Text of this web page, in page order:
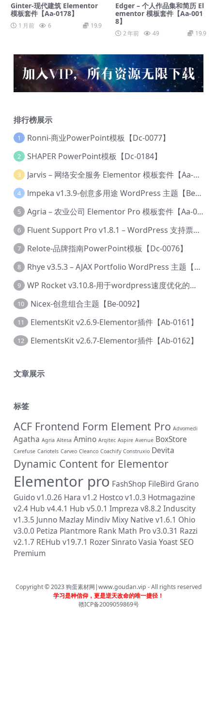
Ginter-现代建筑 Elementor
模板套件【Aa-0178】
1 月前 6 19.9
Edger – 个人作品集和简历 El
ementor 模板套件【Aa-001
8】
2 年前 49 19.9
排行榜展示
1 Ronni-商业PowerPoint模板【Dc-0077】
2 SHAPER PowerPoint模板【Dc-0184】
3 Jarvis – 网络安全服务 Elementor 模板套件【Aa-0035】
4 lmpeka v1.3.9-创意多用途 WordPress 主题【Be-0064】
5 Agria – 农业公司 Elementor Pro 模板套件【Aa-0003】
6 Fluent Support Pro v1.8.1 – WordPress 支持票务系统【Cc-0041】
7 Relote-品牌指南PowerPoint模板【Dc-0076】
8 Rhye v3.5.3 – AJAX Portfolio WordPress 主题【Bi-0049】
9 WP Rocket v3.10.8-用于wordpress速度优化的缓存加速插件【Cd-0019】
10 Nicex-创意组合主题【Be-0092】
11 ElementsKit v2.6.9-Elementor插件【Ab-0161】
12 ElementsKit v2.6.7-Elementor插件【Ab-0162】
文章展示
标签
ACF Frontend Form Element Pro Advomedi
Agatha Agria Altesa Amino Arqitec Aspire Avenue BoxStore
Carefuse Cariotels Carveo Cleanco Coachify Construxio Devita
Dynamic Content for Elementor
Elementor pro FashShop FileBird Grano
Guido v1.0.26 Hara v1.2 Hostco v1.0.3 Hotmagazine
v2.4 Hub v4.4.1 Hub v5.0.1 Impreza v8.8.2 Induscity
v1.3.5 Junno Mazlay Mindiv Mixy Native v1.6.1 Ohio
v3.0.0 Petiza Plantmore Rank Math Pro v3.0.31 Razzi
v2.1.7 REHub v19.7.1 RozerSinratoVasia Yoast SEO
Premium
Copyright © 2023狗蛋素材网|www.goudan.vip - All rights reserved
学习是种信仰，更是逆天改命的唯一捷径！
赣ICP备2009059869号